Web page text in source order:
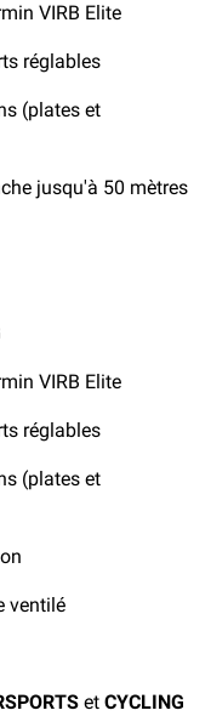
VIRB Elite
réglables
(plates et
jusqu'à 50 mètres
VIRB Elite
réglables
(plates et
ventilé
et CYCLING